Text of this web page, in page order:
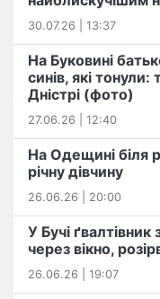
30.07.26 | 13:37
На Буковині
синів, які тонули:
Дністрі (фото)
27.06.26 | 12:40
На Одещині біля
річну дівчину
26.06.26 | 20:00
У Бучі ґвалтівник
через вікно,
26.06.26 | 19:07